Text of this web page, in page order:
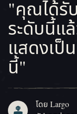
"คุณได้รั
ระดับนี้แ
แสดงเป็
นี้"
โดย Largo